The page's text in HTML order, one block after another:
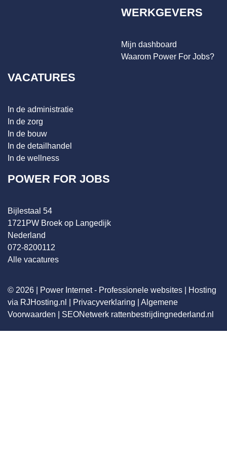
WERKGEVERS
Mijn dashboard
Waarom Power For Jobs?
VACATURES
In de administratie
In de zorg
In de bouw
In de detailhandel
In de wellness
POWER FOR JOBS
Bijlestaal 54
1721PW Broek op Langedijk
Nederland
072-8200112
Alle vacatures
© 2026 | Power Internet - Professionele websites
Hosting
via RJHosting.nl
Privacyverklaring
Algemene
Voorwaarden
SEONetwerk rattenbestrijdingnederland.nl